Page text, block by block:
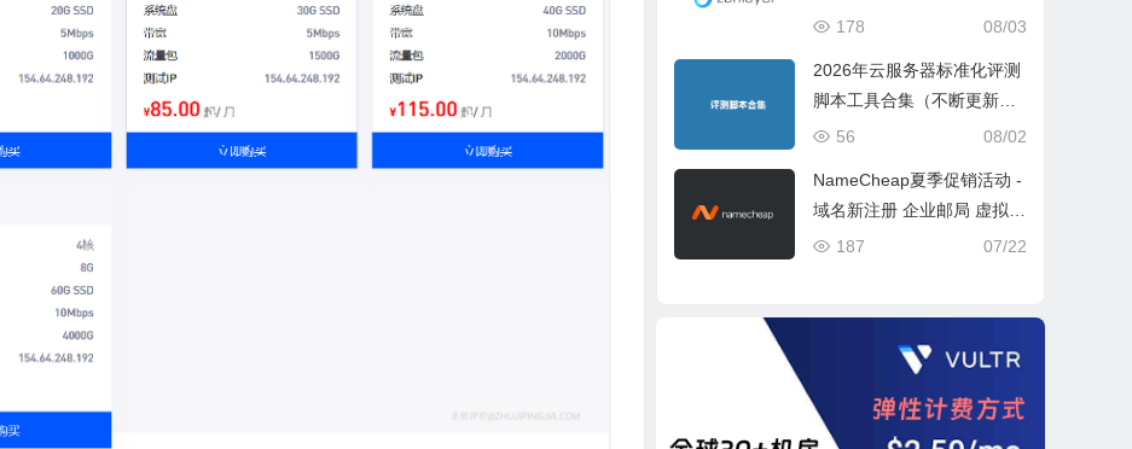
宽或流量模式
08/03
178
2026年云服务器标准化评测
脚本工具合集（不断更新完
善）
08/02
56
NameCheap夏季促销活动 -
域名新注册 企业邮局 虚拟主
机活动盘点
07/22
187